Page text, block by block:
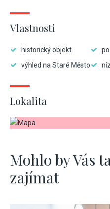
Vlastnosti
historický objekt
výhled na Staré Město
Lokalita
Mohlo by Vás
zajímat